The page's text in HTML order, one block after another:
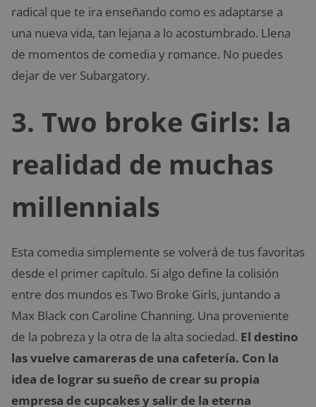
radical que te ira enseñando como es adaptarse a
una nueva vida, tan lejana a lo acostumbrado. Llena
de momentos de comedia y romance. No puedes
dejar de ver Subargatory.
3. Two broke Girls: la
realidad de muchas
millennials
Esta comedia simplemente se volverá de tus favoritas
desde el primer capítulo. Si algo define la colisión
entre dos mundos es Two Broke Girls, juntando a
Max Black con Caroline Channing. Una proveniente
de la pobreza y la otra de la alta sociedad. El destino
las vuelve camareras de una cafetería. Con la
idea de lograr su sueño de crear su propia
empresa de cupcakes y salir de la eterna